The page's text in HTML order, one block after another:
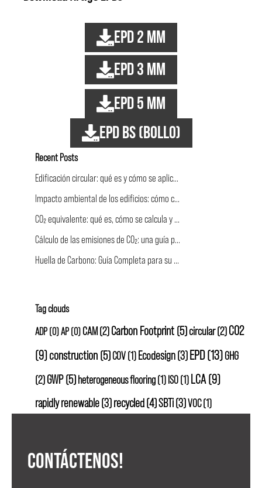
EPD 2 mm
EPD 3 mm
EPD 5 mm
EPD BS (bollo)
Recent Posts
Edificación circular: qué es y cómo se aplica a la construcción
Impacto ambiental de los edificios: cómo calcularlo y comunicarlo
CO₂ equivalente: qué es, cómo se calcula y por qué cuenta más que la sola CO₂.
Cálculo de las emisiones de CO₂: una guía práctica para el sector de la construcción
Huella de Carbono: Guía Completa para su Medición y Reducción en la Construcción
Tag clouds
ADP(0)AP(0)CAM(2)Carbon Footprint (5)circular(2)CO2
(9)construction (5)COV(1)Ecodesign(3)EPD(13)GHG
(2)GWP(5)heterogeneous flooring(1)ISO(1)LCA(9)
rapidly renewable(3)recycled(4)SBTi(3)VOC(1)
CONTÁCTENOS!